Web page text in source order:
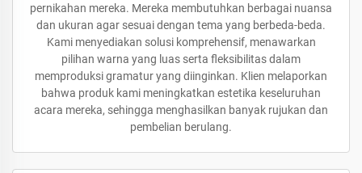
pernikahan mereka. Mereka membutuhkan berbagai nuansa
dan ukuran agar sesuai dengan tema yang berbeda-beda.
Kami menyediakan solusi komprehensif, menawarkan
pilihan warna yang luas serta fleksibilitas dalam
memproduksi gramatur yang diinginkan. Klien melaporkan
bahwa produk kami meningkatkan estetika keseluruhan
acara mereka, sehingga menghasilkan banyak rujukan dan
pembelian berulang.